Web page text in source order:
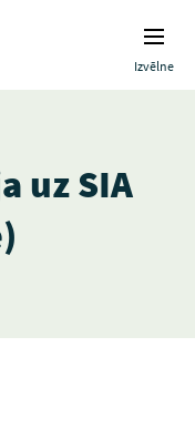
Izvēlne
uz SIA